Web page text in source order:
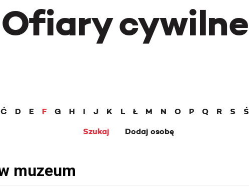
Ofiary cywilne
Ć D E F G H I J K L Ł M N O P Q R S Ś
Szukaj
Dodaj osobę